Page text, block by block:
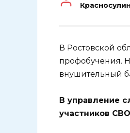
В Ростовской
профобучения.
внушительный
В управление
участников